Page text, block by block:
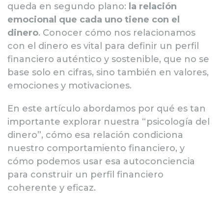
queda en segundo plano: la relación
emocional que cada uno tiene con el
dinero. Conocer cómo nos relacionamos
con el dinero es vital para definir un perfil
financiero auténtico y sostenible, que no se
base solo en cifras, sino también en valores,
emociones y motivaciones.
En este artículo abordamos por qué es tan
importante explorar nuestra “psicología del
dinero”, cómo esa relación condiciona
nuestro comportamiento financiero, y
cómo podemos usar esa autoconciencia
para construir un perfil financiero
coherente y eficaz.